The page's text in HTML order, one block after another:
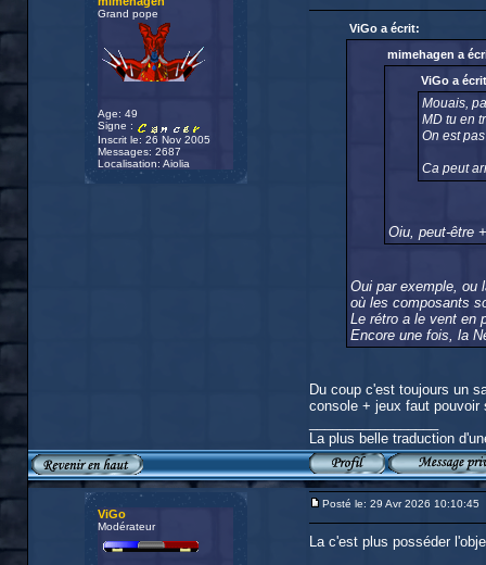
Grand pope
Age: 49
Signe :
Inscrit le: 26 Nov 2005
Messages: 2687
Localisation: Aiolia
ViGo a écrit:
mimehagen a
ViGo a
Mouais,
MD tu en
On est
Ca peut
Oiu, peut-être
Oui par exemple, ou
où les composants
Le rétro a le vent en
Encore une fois, la
Du coup c'est toujours un
console + jeux faut pouvoir
La plus belle traduction
ViGo
Modérateur
Posté le: 29 Avr 2026 10:10:45
La c'est plus posséder